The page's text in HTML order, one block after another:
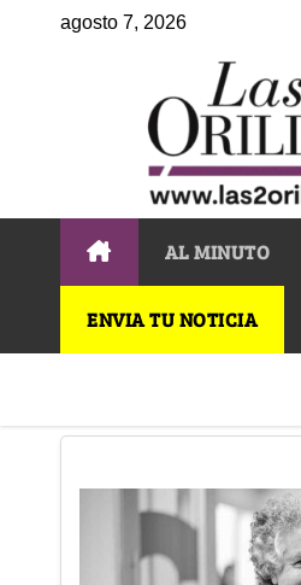
agosto 7, 2026
AL MINUTO
ENVIA TU NOTICIA